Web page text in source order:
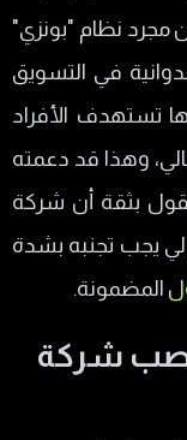
مجرد نظام "بونزي"
في التسويق
تستهدف الأفراد
وهذا قد دعمته
بثقة أن شركة
يجب تجنبه بشدة
المضمونة.
نصب شركة